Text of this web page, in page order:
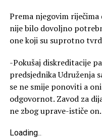
Prema njegovim
nije bilo dovoljno
one koji su suprotno
-Pokušaj diskreditacije
predsjednika Udruženja
se ne smije ponoviti a
odgovornot. Zavod za
ne zbog uprave-ističe on.
Loading..